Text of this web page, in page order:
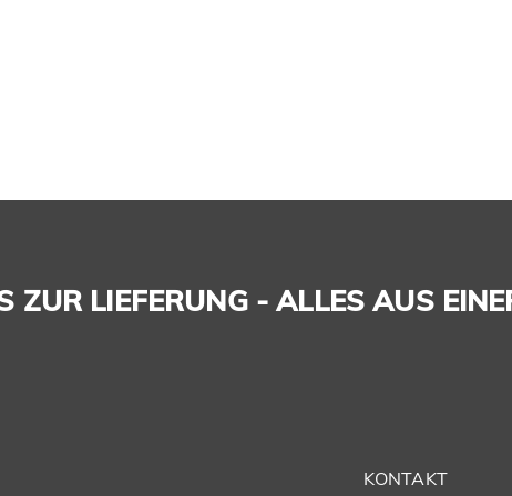
ZUR LIEFERUNG - ALLES AUS
KONTAKT